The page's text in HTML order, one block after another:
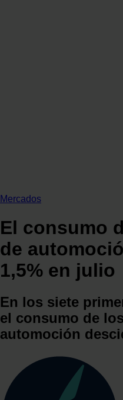
Mercados
El consumo
de
1,5% en julio
En los siete
el consumo de
automoción